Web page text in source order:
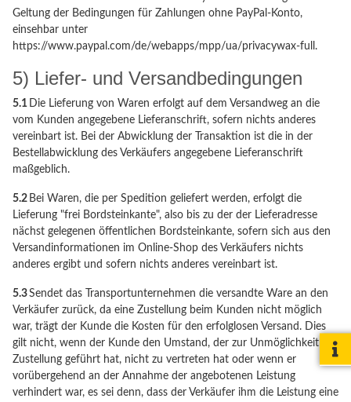
Geltung der Bedingungen für Zahlungen ohne PayPal-Konto,
einsehbar unter
https://www.paypal.com/de/webapps/mpp/ua/privacywax-full.
5) Liefer- und Versandbedingungen
5.1 Die Lieferung von Waren erfolgt auf dem Versandweg an die
vom Kunden angegebene Lieferanschrift, sofern nichts anderes
vereinbart ist. Bei der Abwicklung der Transaktion ist die in der
Bestellabwicklung des Verkäufers angegebene Lieferanschrift
maßgeblich.
5.2 Bei Waren, die per Spedition geliefert werden, erfolgt die
Lieferung "frei Bordsteinkante", also bis zu der der Lieferadresse
nächst gelegenen öffentlichen Bordsteinkante, sofern sich aus den
Versandinformationen im Online-Shop des Verkäufers nichts
anderes ergibt und sofern nichts anderes vereinbart ist.
5.3Sendet das Transportunternehmen die versandte Ware an den
Verkäufer zurück, da eine Zustellung beim Kunden nicht möglich
war, trägt der Kunde die Kosten für den erfolglosen Versand. Dies
gilt nicht, wenn der Kunde den Umstand, der zur Unmöglichkeit der
Zustellung geführt hat, nicht zu vertreten hat oder wenn er
vorübergehend an der Annahme der angebotenen Leistung
verhindert war, es sei denn, dass der Verkäufer ihm die Leistung eine